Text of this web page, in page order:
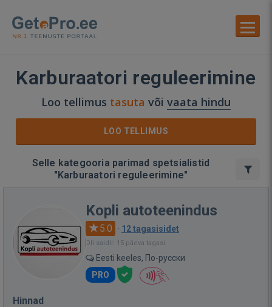
Karburaatori reguleerimine
Loo tellimus tasuta või vaata hindu
LOO TELLIMUS
Selle kategooria parimad spetsialistid
"Karburaatori reguleerimine"
Kopli autoteenindus
5.0 · 12 tagasisidet
Oli saidil: 15 päeva tagasi
Eesti keeles, По-русски
PRO
Hinnad